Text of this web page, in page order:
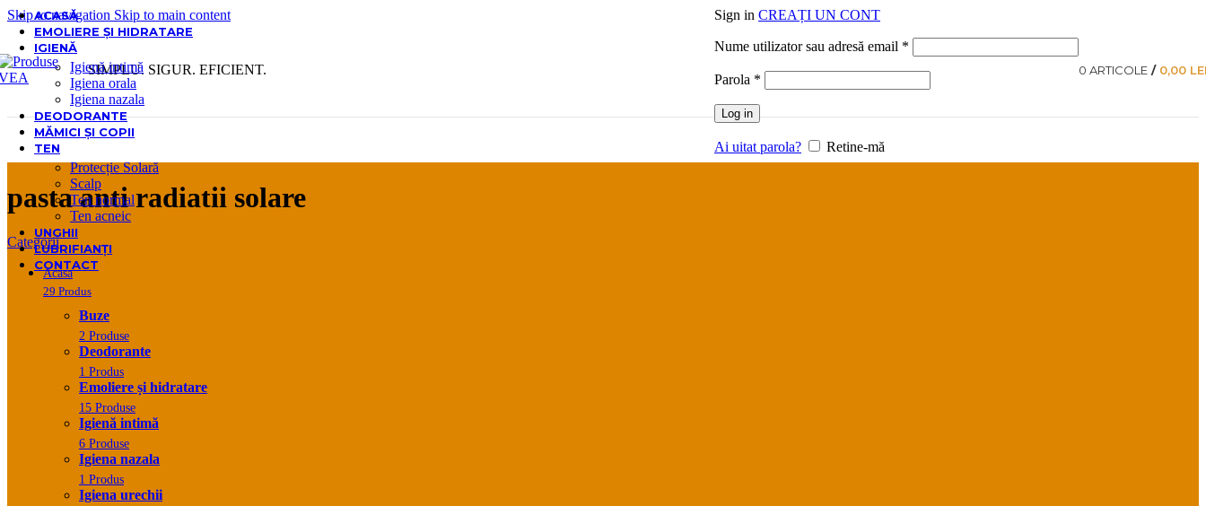
Skip to navigation Skip to main content
SIMPLU. SIGUR. EFICIENT.
Sign in CREAȚI UN CONT
Nume utilizator sau adresă email *
Parola *
Log in
Ai uitat parola? Retine-mă
0 ARTICOLE / 0,00
ACASĂ
EMOLIERE ȘI HIDRATARE
IGIENĂ
Igienă intimă
Igiena orala
Igiena nazala
DEODORANTE
MĂMICI ȘI COPII
TEN
Protecție Solară
Scalp
Ten normal
Ten acneic
UNGHII
LUBRIFIANȚI
CONTACT
pasta anti radiatii solare
Categorii
Acasa
29 Produs
Buze
2 Produse
Deodorante
1 Produs
Emoliere și hidratare
15 Produse
Igienă intimă
6 Produse
Igiena nazala
1 Produs
Igiena urechii